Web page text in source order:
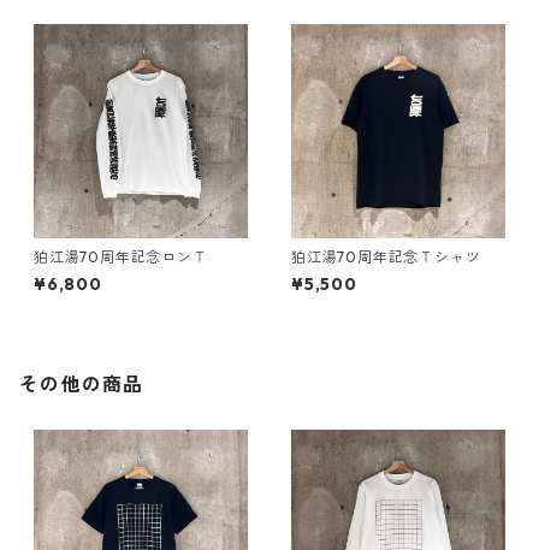
狛江湯70周年記念ロンＴ
¥6,800
狛江湯70周年記念Ｔシャツ
¥5,500
その他の商品